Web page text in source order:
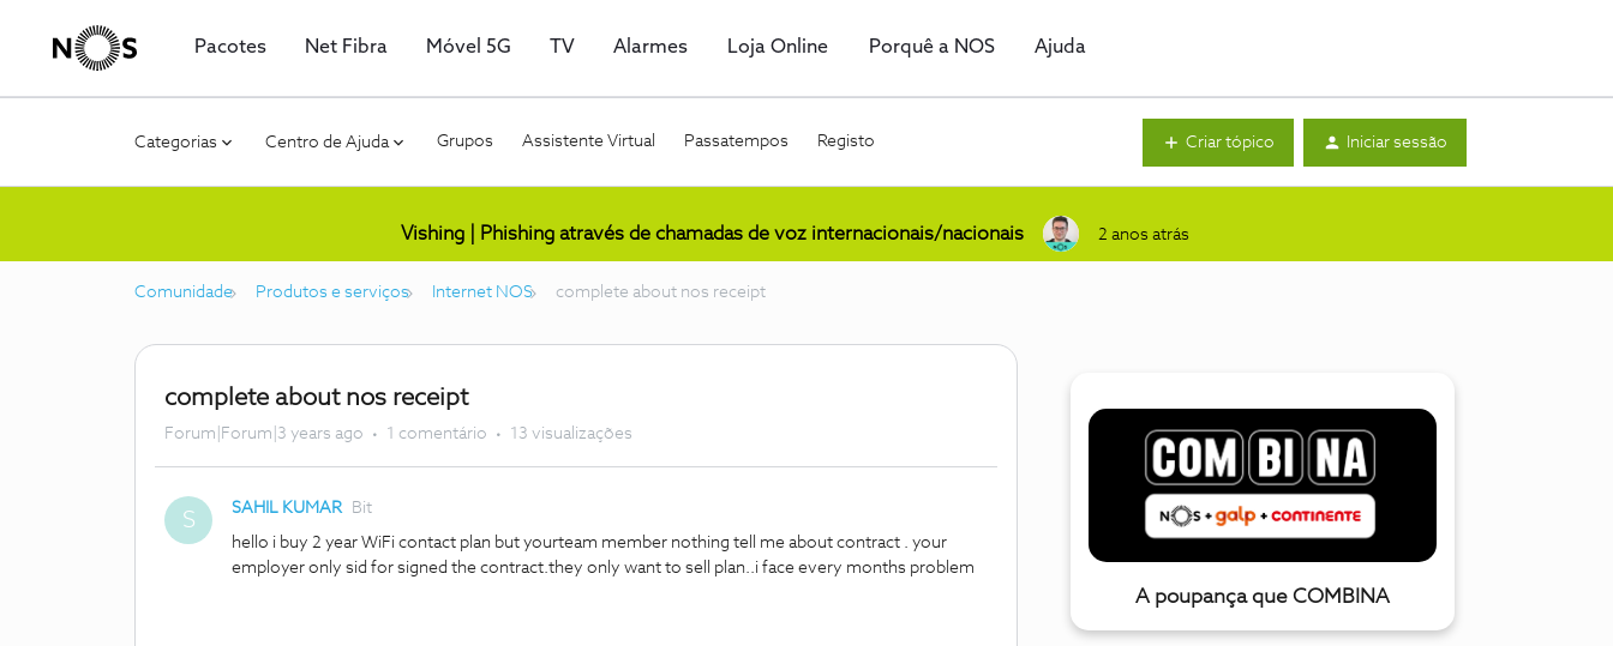
Pacotes Net Fibra Móvel 5G TV Alarmes Loja Online Porquê a NOS Ajuda
Categorias Centro de Ajuda Grupos Assistente Virtual Passatempos Registo Criar tópico Iniciar sessão
Vishing | Phishing através de chamadas de voz internacionais/nacionais 2 anos atrás
Comunidade Produtos e serviços Internet NOS complete about nos receipt
complete about nos receipt
Forum|Forum|3 years ago 1 comentário 13 visualizações
S SAHIL KUMAR Bit
hello i buy 2 year WiFi contact plan but yourteam member nothing tell me about contract . your
employer only sid for signed the contract.they only want to sell plan..i face every months problem
A poupança que COMBINA